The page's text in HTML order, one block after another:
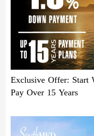
Exclusive Offer: Start
Pay Over 15 Years